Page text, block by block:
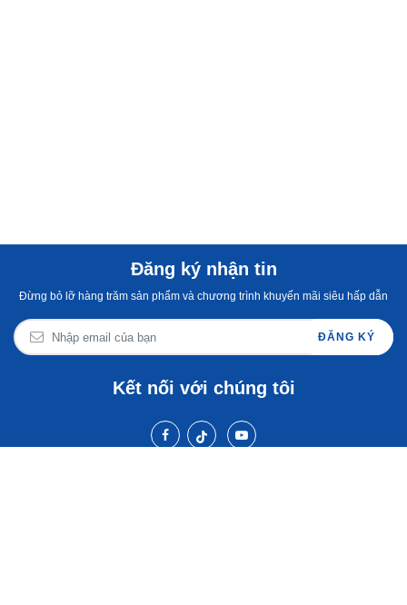
Đăng ký nhận tin
Đừng bỏ lỡ hàng trăm sản phẩm và chương trình khuyến mãi siêu hấp dẫn
ĐĂNG KÝ
Kết nối với chúng tôi